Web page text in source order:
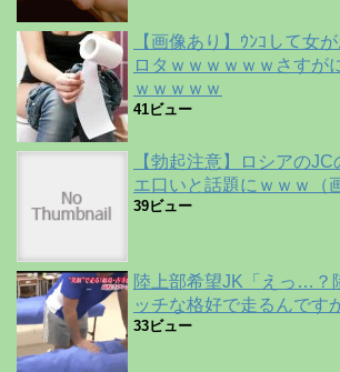
【画像あり】ｳﾝｺして女
ロタｗｗｗｗｗｗさすが
ｗｗｗｗｗ
41ビュー
【勃起注意】ロシアの
エ口いと話題にｗｗｗ（
39ビュー
陸上部希望JK「えっ…？
ッチな格好で走るんです
33ビュー